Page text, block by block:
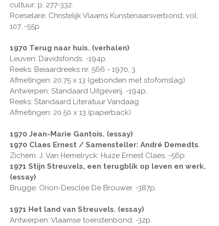
cultuur; p. 277-332.
Roeselare: Christelijk Vlaams Kunstenaarsverbond; vol.
107. -55p.
1970 Terug naar huis. (verhalen)
Leuven: Davidsfonds. -194p.
Reeks: Beiaardreeks nr. 566 - 1970, 3.
Afmetingen: 20.75 x 13 (gebonden met stofomslag)
Antwerpen: Standaard Uitgeverij. -194p.
Reeks: Standaard Literatuur Vandaag
Afmetingen: 20.50 x 13 (paperback)
1970 Jean-Marie Gantois. (essay)
1970 Claes Ernest / Samensteller: André Demedts.
Zichem: J. Van Hemelryck: Huize Ernest Claes. -56p.
1971 Stijn Streuvels, een terugblik op leven en werk.
(essay)
Brugge: Orion-Desclée De Brouwer. -387p.
1971 Het land van Streuvels. (essay)
Antwerpen: Vlaamse toeristenbond. -32p.